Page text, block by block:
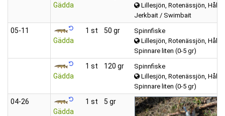
Gädda
Lillesjön, Rotenässjön,
Jerkbait / Swimbait
05‑11
Gädda
1 st 50 gr
Spinnfiske
Lillesjön, Rotenässjön,
Spinnare liten (0-5 gr)
Gädda
1 st 120 gr
Spinnfiske
Lillesjön, Rotenässjön,
Spinnare liten (0-5 gr)
04‑26
Gädda
1 st 5 gr